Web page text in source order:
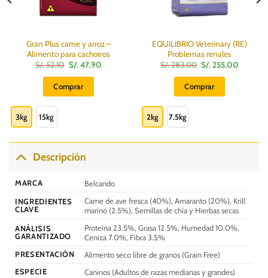
Gran Plus carne y arroz –
Alimento para cachorros
S/.52.10 El
precio
original
era:
S/.
S/.47.90El
Comprar
variantes.
pueden
elegir
la
página
3kg 15kg
EQUILIBRIO Veterinary (RE)
Problemas renales
S/.283.00 El
precio
original
era:
S/.
S/.255.00
Comprar
pueden
elegir
en
página
2kg 7.5kg
Descripción
MARCA
Belcando
INGREDIENTES
CLAVE
Carne de ave fresca (40%), Amaranto (20%), Krill
marino (2.5%), Semillas de chía y Hierbas secas
ANÁLISIS
GARANTIZADO
Proteína 23.5%, Grasa 12.5%, Humedad 10.0%,
Ceniza 7.0%, Fibra 3.5%
PRESENTACIÓN
Alimento seco libre de granos (Grain Free)
ESPECIE
Caninos (Adultos de razas medianas y grandes)